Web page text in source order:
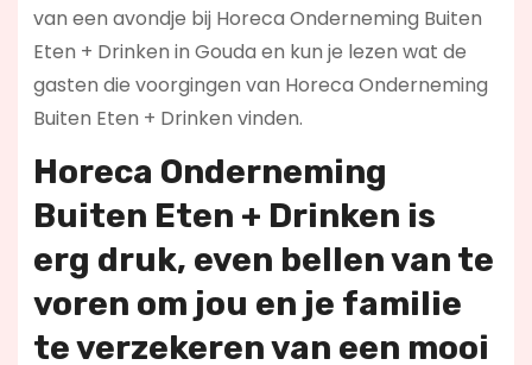
van een avondje bij Horeca Onderneming Buiten
Eten + Drinken in Gouda en kun je lezen wat de
gasten die voorgingen van Horeca Onderneming
Buiten Eten + Drinken vinden.
Horeca Onderneming
Buiten Eten + Drinken is
erg druk, even bellen van te
voren om jou en je familie
te verzekeren van een mooi